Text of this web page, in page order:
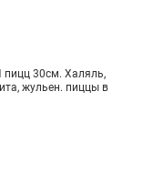
30см. Халяль,
жульен. пиццы в